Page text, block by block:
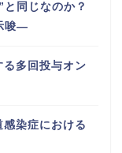
同じなのか？
唆―
多回投与オン
染症における